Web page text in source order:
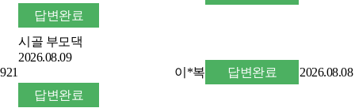
답변완료
시골 부모댁
2026.08.09
921
답변완료
이*복 답변완료 2026.08.08